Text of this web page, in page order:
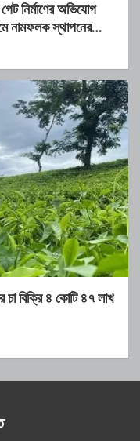
নির্মাণের অভিযোগ
নামফলক স্থাপনের
চা বিক্রি ৪ কোটি ৪৭ লাখ